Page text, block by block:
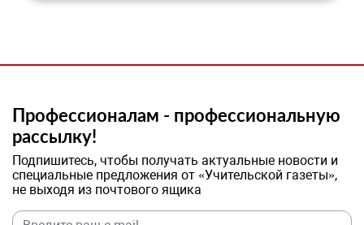
Профессионалам - профессиональную
рассылку!
Подпишитесь, чтобы получать актуальные новости и
специальные предложения от «Учительской газеты»,
не выходя из почтового ящика